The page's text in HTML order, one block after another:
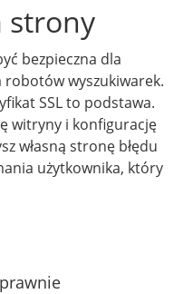
strony
bezpieczna dla
wyszukiwarek.
SSL to podstawa.
witryny i konfigurację
własną stronę błędu
użytkownika, który